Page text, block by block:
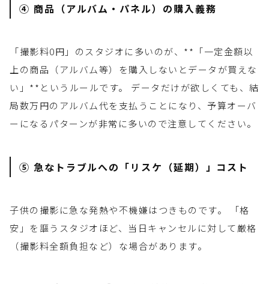
④ 商品（アルバム・パネル）の購入義務
「撮影料0円」のスタジオに多いのが、**「一定金額以
上の商品（アルバム等）を購入しないとデータが買えな
い」**というルールです。 データだけが欲しくても、結
局数万円のアルバム代を支払うことになり、予算オーバ
ーになるパターンが非常に多いので注意してください。
⑤ 急なトラブルへの「リスケ（延期）」コスト
子供の撮影に急な発熱や不機嫌はつきものです。 「格
安」を謳うスタジオほど、当日キャンセルに対して厳格
（撮影料全額負担など）な場合があります。